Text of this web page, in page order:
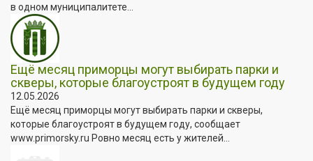
в одном муниципалитете...
Ещё месяц приморцы могут выбирать парки и
скверы, которые благоустроят в будущем году
12.05.2026
Ещё месяц приморцы могут выбирать парки и скверы,
которые благоустроят в будущем году, сообщает
www.primorsky.ru Ровно месяц есть у жителей...